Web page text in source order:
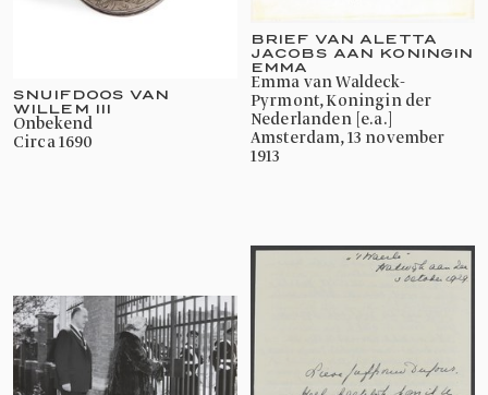
SNUIFDOOS VAN
WILLEM III
onbekend
circa 1690
BRIEF VAN ALETTA
JACOBS AAN KONINGIN
EMMA
Emma van Waldeck-
Pyrmont, Koningin der
Nederlanden [e.a.]
Amsterdam, 13 november
1913